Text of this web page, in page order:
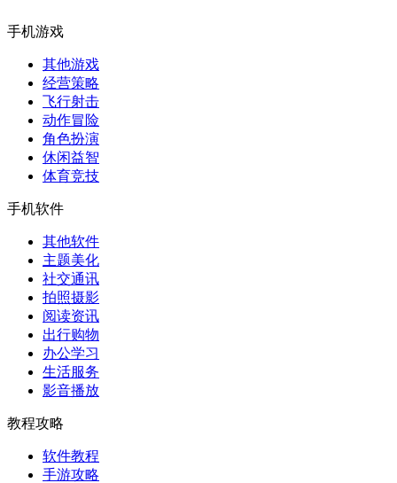
手机游戏
其他游戏
经营策略
飞行射击
动作冒险
角色扮演
休闲益智
体育竞技
手机软件
其他软件
主题美化
社交通讯
拍照摄影
阅读资讯
出行购物
办公学习
生活服务
影音播放
教程攻略
软件教程
手游攻略